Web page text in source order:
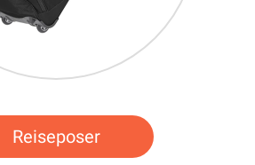
Reiseposer